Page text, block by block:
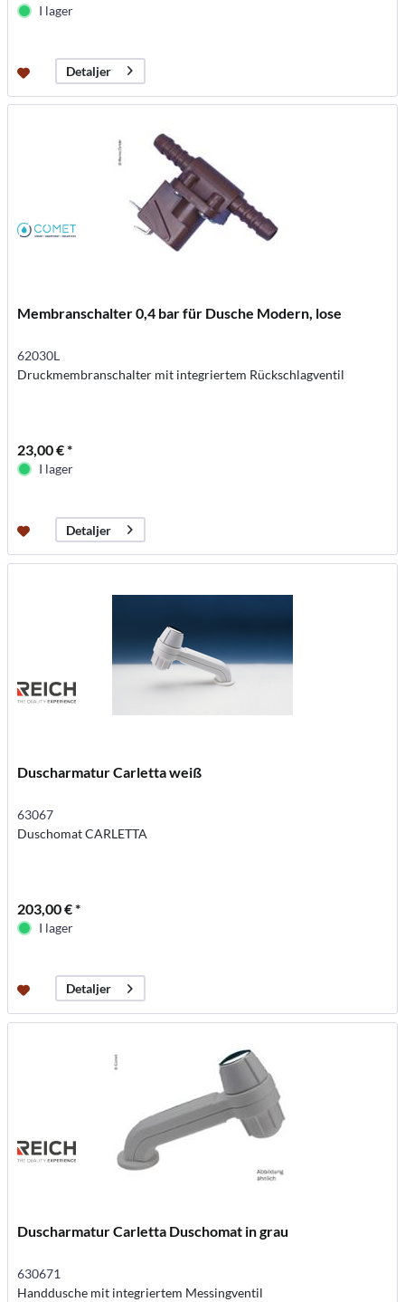
I lager
Detaljer
Membranschalter 0,4 bar für Dusche Modern, lose
62030L
Druckmembranschalter mit integriertem Rückschlagventil
23,00 € *
I lager
Detaljer
Duscharmatur Carletta weiß
63067
Duschomat CARLETTA
203,00 € *
I lager
Detaljer
Duscharmatur Carletta Duschomat in grau
630671
Handdusche mit integriertem Messingventil